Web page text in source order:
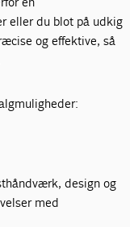
eller du blot på udkig
og effektive, så
design og
med